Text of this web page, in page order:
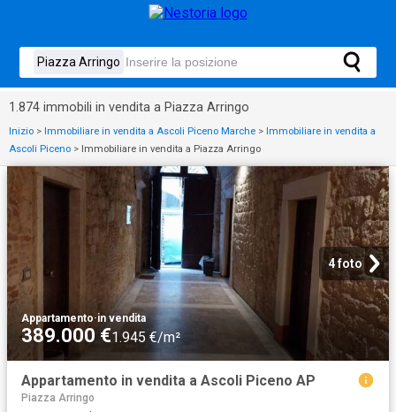
1.874 immobili in vendita a Piazza Arringo
Inizio > Immobiliare in vendita a Ascoli Piceno Marche > Immobiliare in vendita a
Ascoli Piceno > Immobiliare in vendita a Piazza Arringo
4 foto
Appartamento·in vendita
389.000 €1.945 €/m²
Appartamento in vendita a Ascoli Piceno AP
Piazza Arringo